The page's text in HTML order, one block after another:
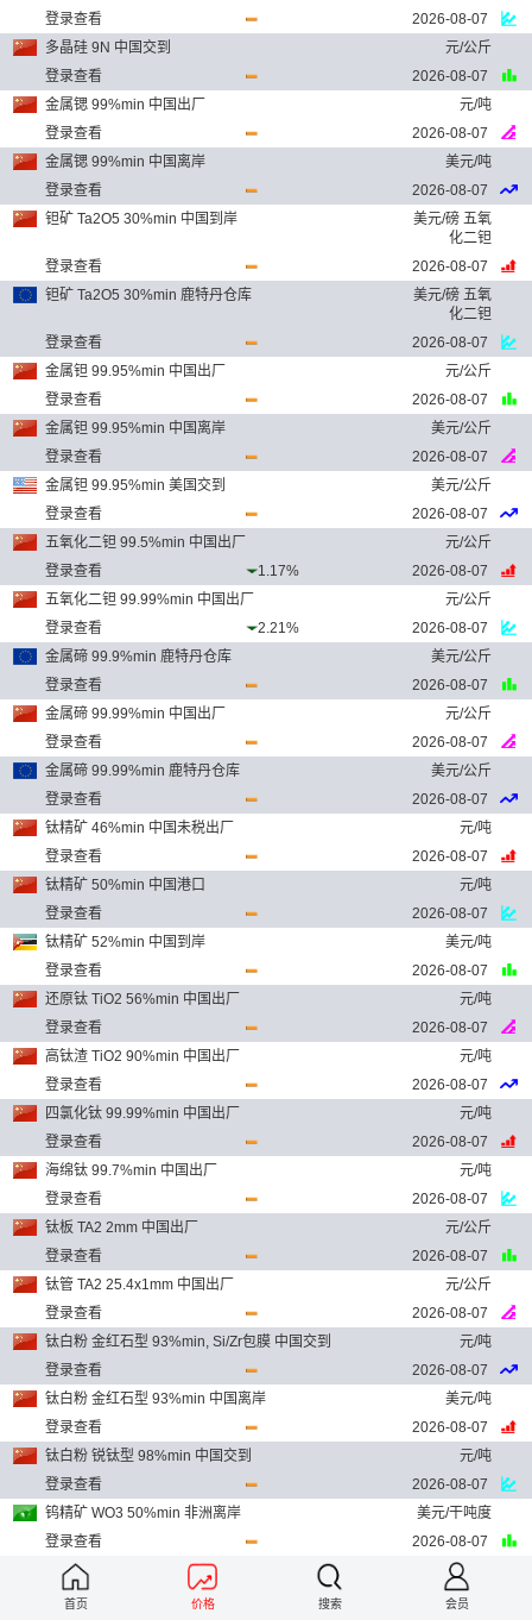
登录查看
2026-08-07
多晶硅 9N 中国交到
元/公斤
登录查看
2026-08-07
金属锶 99%min 中国出厂
元/吨
登录查看
2026-08-07
金属锶 99%min 中国离岸
美元/吨
登录查看
2026-08-07
钽矿 Ta2O5 30%min 中国到岸
美元/磅 五氧
化二钽
登录查看
2026-08-07
钽矿 Ta2O5 30%min 鹿特丹仓库
美元/磅 五氧
化二钽
登录查看
2026-08-07
金属钽 99.95%min 中国出厂
元/公斤
登录查看
2026-08-07
金属钽 99.95%min 中国离岸
美元/公斤
登录查看
2026-08-07
金属钽 99.95%min 美国交到
美元/公斤
登录查看
2026-08-07
五氧化二钽 99.5%min 中国出厂
元/公斤
登录查看
1.17%
2026-08-07
五氧化二钽 99.99%min 中国出厂
元/公斤
登录查看
2.21%
2026-08-07
金属碲 99.9%min 鹿特丹仓库
美元/公斤
登录查看
2026-08-07
金属碲 99.99%min 中国出厂
元/公斤
登录查看
2026-08-07
金属碲 99.99%min 鹿特丹仓库
美元/公斤
登录查看
2026-08-07
钛精矿 46%min 中国未税出厂
元/吨
登录查看
2026-08-07
钛精矿 50%min 中国港口
元/吨
登录查看
2026-08-07
钛精矿 52%min 中国到岸
美元/吨
登录查看
2026-08-07
还原钛 TiO2 56%min 中国出厂
元/吨
登录查看
2026-08-07
高钛渣 TiO2 90%min 中国出厂
元/吨
登录查看
2026-08-07
四氯化钛 99.99%min 中国出厂
元/吨
登录查看
2026-08-07
海绵钛 99.7%min 中国出厂
元/吨
登录查看
2026-08-07
钛板 TA2 2mm 中国出厂
元/公斤
登录查看
2026-08-07
钛管 TA2 25.4x1mm 中国出厂
元/公斤
登录查看
2026-08-07
钛白粉 金红石型 93%min, Si/Zr包膜 中国交到
元/吨
登录查看
2026-08-07
钛白粉 金红石型 93%min 中国离岸
美元/吨
登录查看
2026-08-07
钛白粉 锐钛型 98%min 中国交到
元/吨
登录查看
2026-08-07
钨精矿 WO3 50%min 非洲离岸
美元/干吨度
登录查看
2026-08-07
APT 88.5%min 中国出厂
元/吨
登录查看
2026-08-07
首页 价格 搜索 会员